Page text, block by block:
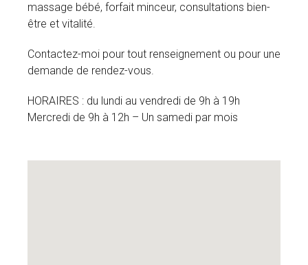
massage bébé, forfait minceur, consultations bien-
être et vitalité.
Contactez-moi pour tout renseignement ou pour une
demande de rendez-vous.
HORAIRES : du lundi au vendredi de 9h à 19h
Mercredi de 9h à 12h – Un samedi par mois